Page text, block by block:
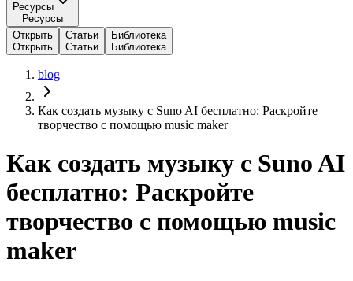
Ресурсы
Ресурсы
Открыть
Открыть
Статьи
Статьи
Библиотека
Библиотека
blog
Как создать музыку с Suno AI бесплатно: Раскройте
творчество с помощью music maker
Как создать музыку с Suno AI
бесплатно: Раскройте
творчество с помощью music
maker